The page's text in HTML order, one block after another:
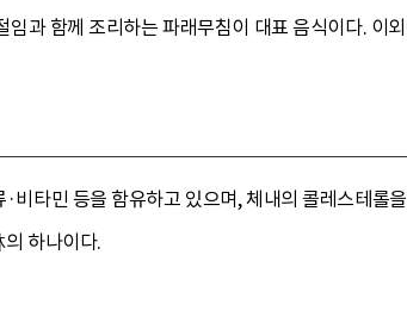
임과 함께 조리하는 파래무침이 대표 음식이다. 이
비타민 등을 함유하고 있으며, 체내의 콜레스테롤
하나이다.